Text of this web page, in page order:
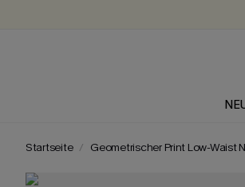
Startseite Geometrischer Print Low-Waist